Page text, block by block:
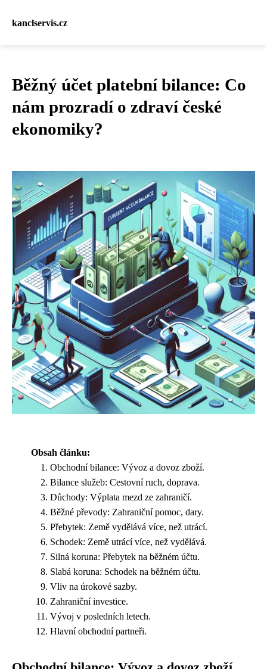
kanclservis.cz
Běžný účet platební bilance: Co
nám prozradí o zdraví české
ekonomiky?
Obsah článku:
Obchodní bilance: Vývoz a dovoz zboží.
Bilance služeb: Cestovní ruch, doprava.
Důchody: Výplata mezd ze zahraničí.
Běžné převody: Zahraniční pomoc, dary.
Přebytek: Země vydělává více, než utrácí.
Schodek: Země utrácí více, než vydělává.
Silná koruna: Přebytek na běžném účtu.
Slabá koruna: Schodek na běžném účtu.
Vliv na úrokové sazby.
Zahraniční investice.
Vývoj v posledních letech.
Hlavní obchodní partneři.